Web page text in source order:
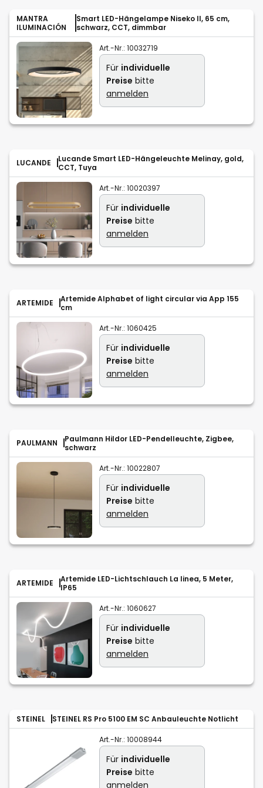
MANTRA
ILUMINACIÓN
Smart LED-Hängelampe Niseko II, 65 cm,
schwarz, CCT, dimmbar
Art.-Nr.: 10032719
Für individuelle
Preise bitte
anmelden
LUCANDE
Lucande Smart LED-Hängeleuchte Melinay, gold,
CCT, Tuya
Art.-Nr.: 10020397
Für individuelle
Preise bitte
anmelden
ARTEMIDE
Artemide Alphabet of light circular via App 155
cm
Art.-Nr.: 1060425
Für individuelle
Preise bitte
anmelden
PAULMANN
Paulmann Hildor LED-Pendelleuchte, Zigbee,
schwarz
Art.-Nr.: 10022807
Für individuelle
Preise bitte
anmelden
ARTEMIDE
Artemide LED-Lichtschlauch La linea, 5 Meter,
IP65
Art.-Nr.: 1060627
Für individuelle
Preise bitte
anmelden
STEINEL STEINEL RS Pro 5100 EM SC Anbauleuchte Notlicht
Art.-Nr.: 10008944
Für individuelle
Preise bitte
anmelden